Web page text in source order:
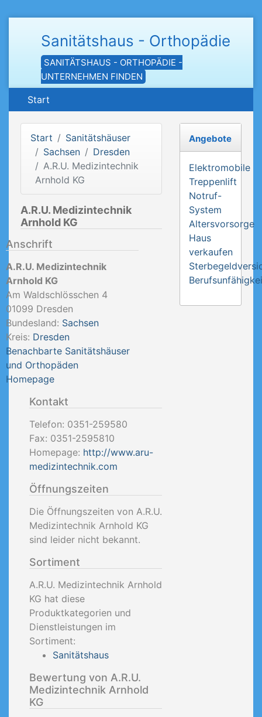
Sanitätshaus - Orthopädie
SANITÄTSHAUS - ORTHOPÄDIE -
UNTERNEHMEN FINDEN
Start
Start
Sanitätshäuser
Sachsen
Dresden
A.R.U. Medizintechnik
Arnhold KG
A.R.U. Medizintechnik
Arnhold KG
Anschrift
A.R.U. Medizintechnik
Arnhold KG
Am Waldschlösschen 4
01099 Dresden
Bundesland: Sachsen
Kreis: Dresden
Benachbarte Sanitätshäuser
und Orthopäden
Homepage
Kontakt
Telefon: 0351-259580
Fax: 0351-2595810
Homepage: http://www.aru-
medizintechnik.com
Öffnungszeiten
Die Öffnungszeiten von A.R.U.
Medizintechnik Arnhold KG
sind leider nicht bekannt.
Sortiment
A.R.U. Medizintechnik Arnhold
KG hat diese
Produktkategorien und
Dienstleistungen im
Sortiment:
Sanitätshaus
Bewertung von A.R.U.
Medizintechnik Arnhold
KG
Angebote
Elektromobile
Treppenlift
Notruf-
System
Altersvorsorge
Haus
verkaufen